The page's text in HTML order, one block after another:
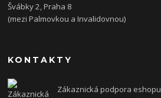
Švábky 2, Praha 8
(mezi Palmovkou a Invalidovnou)
KONTAKTY
Zákaznická podpora eshopu